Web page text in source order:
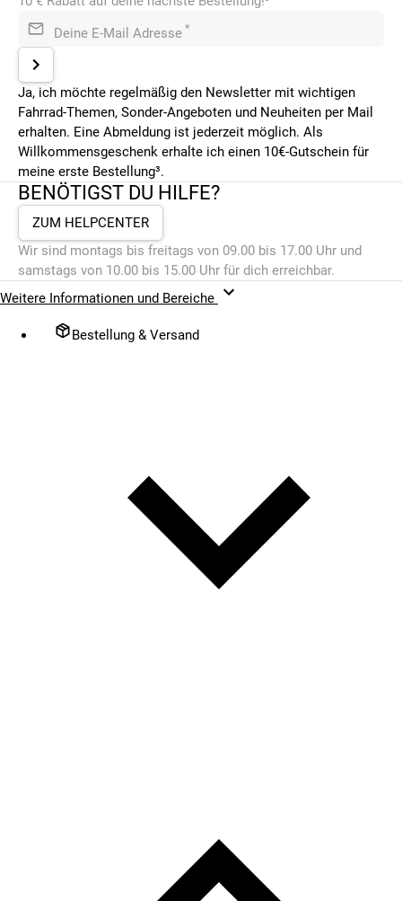
Deine E-Mail Adresse *
Ja, ich möchte regelmäßig den Newsletter mit wichtigen
Fahrrad-Themen, Sonder-Angeboten und Neuheiten per Mail
erhalten. Eine Abmeldung ist jederzeit möglich. Als
Willkommensgeschenk erhalte ich einen 10€-Gutschein für
meine erste Bestellung³.
BENÖTIGST DU HILFE?
ZUM HELPCENTER
Wir sind montags bis freitags von 09.00 bis 17.00 Uhr und
samstags von 10.00 bis 15.00 Uhr für dich erreichbar.
Weitere Informationen und Bereiche
Bestellung & Versand